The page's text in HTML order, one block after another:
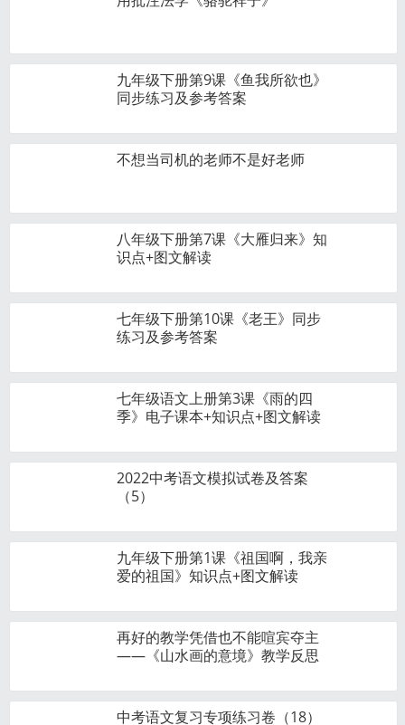
九年级下册第9课《鱼我所欲也》
同步练习及参考答案
不想当司机的老师不是好老师
八年级下册第7课《大雁归来》知
识点+图文解读
七年级下册第10课《老王》同步
练习及参考答案
七年级语文上册第3课《雨的四
季》电子课本+知识点+图文解读
2022中考语文模拟试卷及答案
（5）
九年级下册第1课《祖国啊，我亲
爱的祖国》知识点+图文解读
再好的教学凭借也不能喧宾夺主
——《山水画的意境》教学反思
中考语文复习专项练习卷（18）